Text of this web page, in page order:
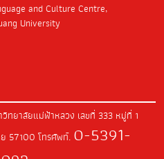
and Culture Centre,
University
ทยาลัยแม่ฟ้าหลวง เลขที่ 333 หมู่ที่ 1
57100 โทรศัพท์. 0-5391-